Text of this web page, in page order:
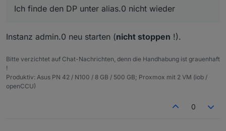
Da ich jetzt meine Steckdosen mit Leistungsmessung
ersten Test gemacht:
Spoiler
Ich finde den DP unter alias.0 nicht wieder
Instanz admin.0 neu starten (nicht stoppen !).
Bitte verzichtet auf Chat-Nachrichten, denn die Handhabung ist grauenhaft
!
Produktiv: Asus PN 42 / N100 / 8 GB / 500 GB; Proxmox mit 2 VM (iob /
openCCU)
0